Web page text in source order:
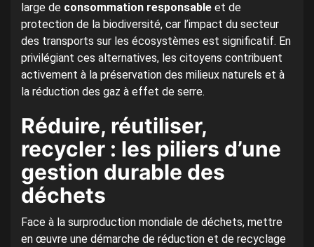
large de consommation responsable et de
protection de la biodiversité, car l’impact du secteur
des transports sur les écosystèmes est significatif. En
privilégiant ces alternatives, les citoyens contribuent
activement à la préservation des milieux naturels et à
la réduction des gaz à effet de serre.
Réduire, réutiliser,
recycler : les piliers d’une
gestion durable des
déchets
Face à la surproduction mondiale de déchets, mettre
en œuvre une démarche de réduction et de recyclage